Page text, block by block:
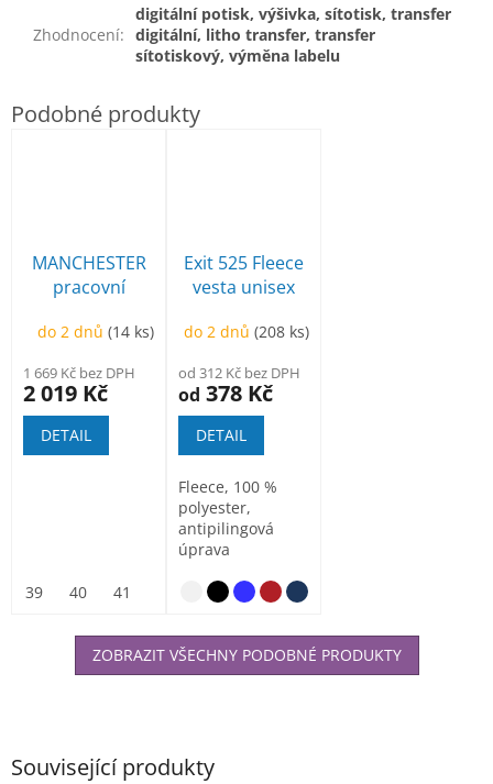
Související produkty
Zhodnocení:
digitální potisk, výšivka, sítotisk, transfer
digitální, litho transfer, transfer
sítotiskový, výměna labelu
MANCHESTER
pracovní
do 2 dnů(14 ks)
1 669 Kč bez DPH
2 019 Kč
DETAIL
39 40 41 43 44 45
Exit 525 Fleece
vesta unisex
do 2 dnů(208 ks)
od 312 Kč bez DPH
od 378 Kč
DETAIL
Fleece, 100 %
polyester,
antipilingová
úprava
ZOBRAZIT VŠECHNY PODOBNÉ PRODUKTY